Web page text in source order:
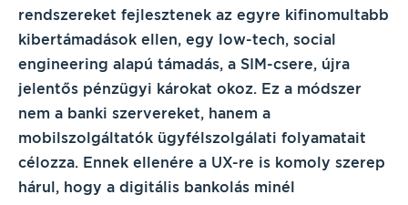
rendszereket fejlesztenek az egyre kifinomultabb
kibertámadások ellen, egy low-tech, social
engineering alapú támadás, a SIM-csere, újra
jelentős pénzügyi károkat okoz. Ez a módszer
nem a banki szervereket, hanem a
mobilszolgáltatók ügyfélszolgálati folyamatait
célozza. Ennek ellenére a UX-re is komoly szerep
hárul, hogy a digitális bankolás minél